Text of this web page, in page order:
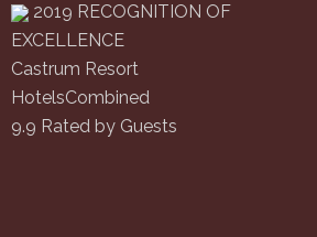
2019 RECOGNITION OF
EXCELLENCE
Castrum Resort
HotelsCombined
9.9 Rated by Guests